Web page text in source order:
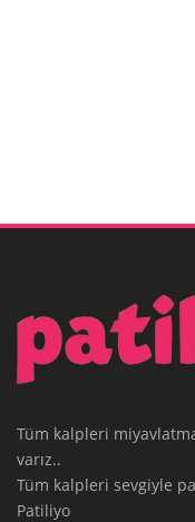
Tüm kalpleri
varız..
Tüm kalpleri sevgiyle
Patiliyo